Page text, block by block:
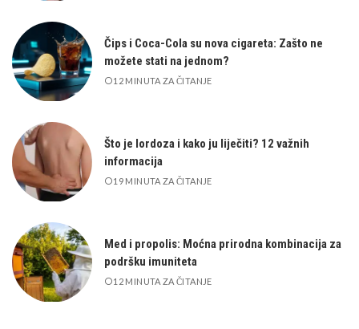
Čips i Coca-Cola su nova cigareta: Zašto ne
možete stati na jednom?
12 MINUTA ZA ČITANJE
Što je lordoza i kako ju liječiti? 12 važnih
informacija
19 MINUTA ZA ČITANJE
Med i propolis: Moćna prirodna kombinacija za
podršku imuniteta
12 MINUTA ZA ČITANJE